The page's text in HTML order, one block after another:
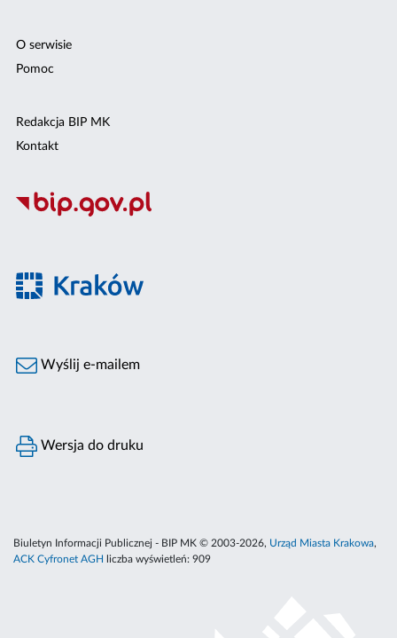
O serwisie
Pomoc
Redakcja BIP MK
Kontakt
Wyślij e-mailem
Wersja do druku
Biuletyn Informacji Publicznej - BIP MK © 2003-2026, Urząd Miasta Krakowa,
ACK Cyfronet AGH
liczba wyświetleń: 909